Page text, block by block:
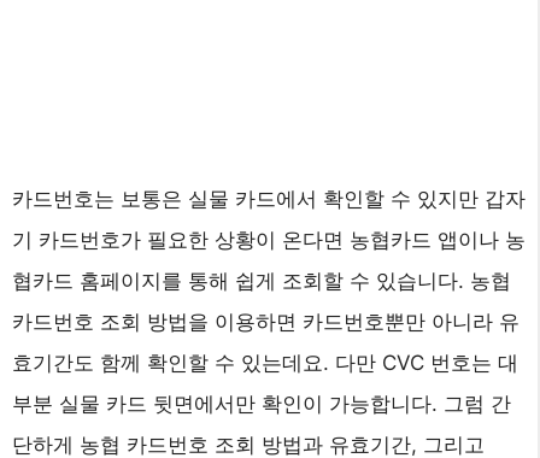
카드번호는 보통은 실물 카드에서 확인할 수 있지만 갑자
기 카드번호가 필요한 상황이 온다면 농협카드 앱이나 농
협카드 홈페이지를 통해 쉽게 조회할 수 있습니다. 농협
카드번호 조회 방법을 이용하면 카드번호뿐만 아니라 유
효기간도 함께 확인할 수 있는데요. 다만 CVC 번호는 대
부분 실물 카드 뒷면에서만 확인이 가능합니다. 그럼 간
단하게 농협 카드번호 조회 방법과 유효기간, 그리고